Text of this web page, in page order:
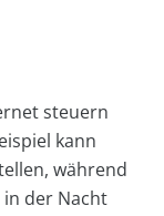
steuern
kann
während
der Nacht